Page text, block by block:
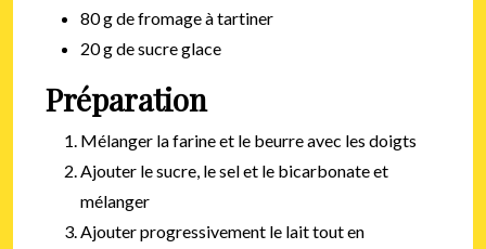
80 g de fromage à tartiner
20 g de sucre glace
Préparation
Mélanger la farine et le beurre avec les doigts
Ajouter le sucre, le sel et le bicarbonate et
mélanger
Ajouter progressivement le lait tout en